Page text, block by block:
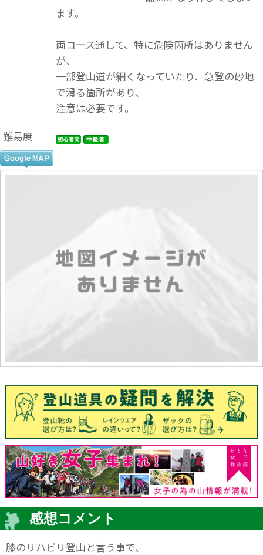
ます。
両コース通して、特に危険箇所はありません
が、
一部登山道が細くなっていたり、急登の砂地
で滑る箇所があり、
注意は必要です。
難易度
感想コメント
膝のリハビリ登山と言う事で、